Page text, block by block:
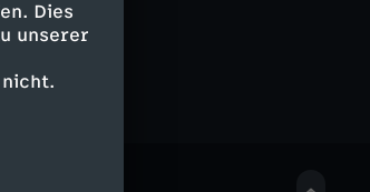
Dies
unserer